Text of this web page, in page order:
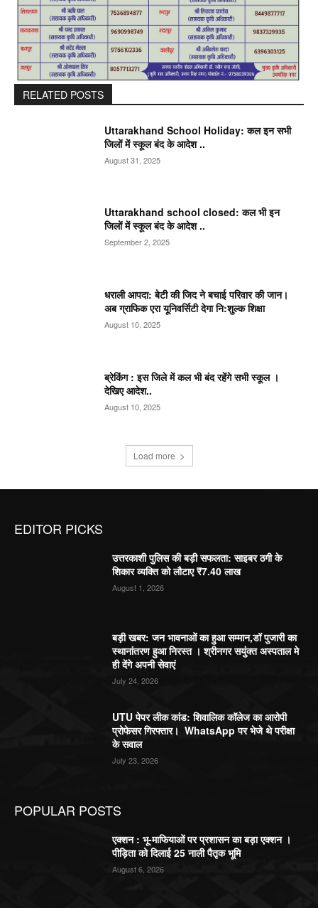
RELATED POSTS
Uttarakhand School Holiday: कल इन सभी
जिलों में स्कूल बंद के आदेश ..
August 31, 2025
Uttarakhand school closed: कल भी इन
जिलों में स्कूल बंद के आदेश ..
September 2, 2025
धराली आपदा: बेटी की जिद ने बचाई परिवार की जान।
अब ग्राफिक एरा यूनिवर्सिटी देगा नि:शुल्क शिक्षा
August 10, 2025
ब्रेकिंग : इस जिले में कल भी बंद रहेंगे सभी स्कूल ।
देखिए आदेश..
August 10, 2025
Load more
EDITOR PICKS
उत्तरकाशी पुलिस की बड़ी सफलता: साइबर ठगी के
शिकार व्यक्ति को लौटाए ₹7.40 लाख
August 1, 2026
बड़ी खबर: जन भावनाओं का हुआ सम्मान,डॉ पुजारी का
स्थानांतरण हुआ निरस्त । श्रीनगर सयुंक्त अस्पताल मे
ही देंगे अपनी सेवाएं
July 24, 2026
UTU पेपर लीक कांड: शिवालिक कॉलेज का आरोपी
प्रोफेसर गिरफ्तार। WhatsApp पर भेजे थे परीक्षा
के सवाल
July 23, 2026
POPULAR POSTS
एक्शन : भू-माफियाओं पर प्रशासन का बड़ा एक्शन ।
पीड़िता को दिलाई 25 नाली पैतृक भूमि
August 6, 2026